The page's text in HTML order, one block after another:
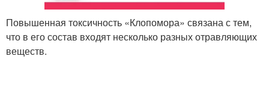
Повышенная токсичность «Клопомора» связана с тем,
что в его состав входят несколько разных отравляющих
веществ.